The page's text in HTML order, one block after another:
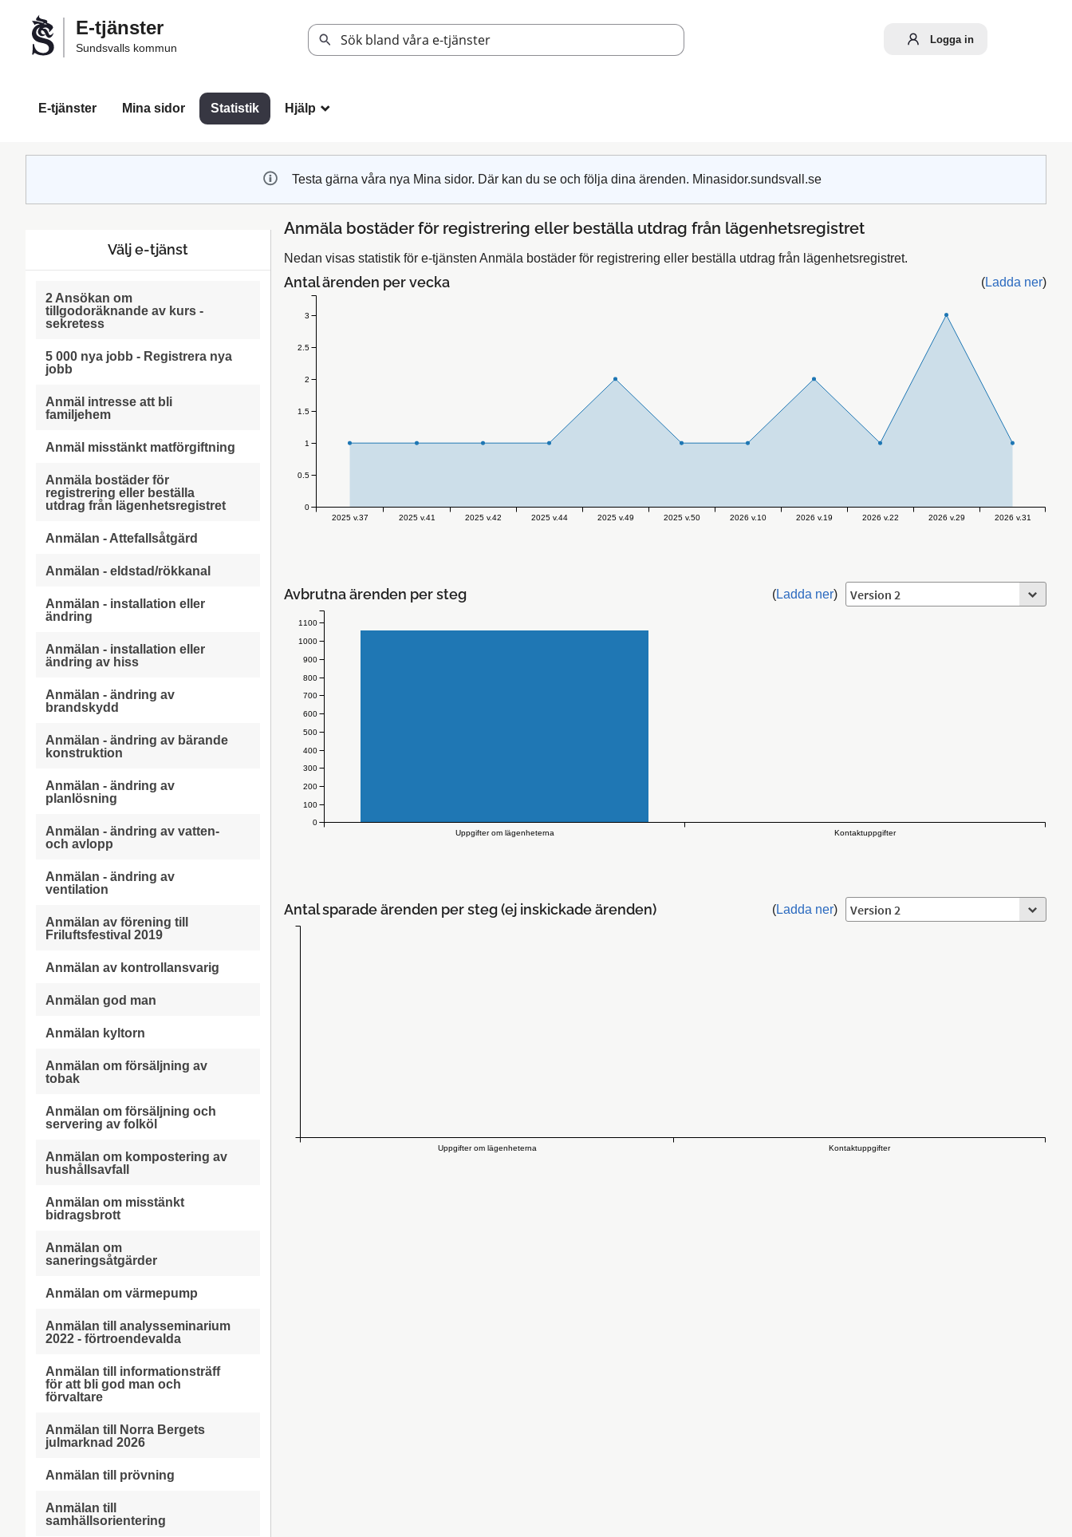
Välkommen
Sundsvalls
E-tjänster
Sundsvalls kommun
Logga in
E-tjänster Mina sidor Statistik Hjälp _
Testa gärna våra nya Mina sidor. Där kan du se och följa dina ärenden. Minasidor.sundsvall.se
Välj e-tjänst
2 Ansökan om
tillgodoräknande av kurs -
sekretess
5 000 nya jobb - Registrera nya
jobb
Anmäl intresse att bli
familjehem
Anmäl misstänkt matförgiftning
Anmäla bostäder för
registrering eller beställa
utdrag från lägenhetsregistret
Anmälan - Attefallsåtgärd
Anmälan - eldstad/rökkanal
Anmälan - installation eller
ändring
Anmälan - installation eller
ändring av hiss
Anmälan - ändring av
brandskydd
Anmälan - ändring av bärande
konstruktion
Anmälan - ändring av
planlösning
Anmälan - ändring av vatten-
och avlopp
Anmälan - ändring av
ventilation
Anmälan av förening till
Friluftsfestival 2019
Anmälan av kontrollansvarig
Anmälan god man
Anmälan kyltorn
Anmälan om försäljning av
tobak
Anmälan om försäljning och
servering av folköl
Anmälan om kompostering av
hushållsavfall
Anmälan om misstänkt
bidragsbrott
Anmälan om
saneringsåtgärder
Anmälan om värmepump
Anmälan till analysseminarium
2022 - förtroendevalda
Anmälan till informationsträff
för att bli god man och
förvaltare
Anmälan till Norra Bergets
julmarknad 2026
Anmälan till prövning
Anmälan till
samhällsorientering
Anmäla bostäder för registrering eller beställa utdrag från lägenhetsregistret
Nedan visas statistik för e-tjänsten Anmäla bostäder för registrering eller beställa utdrag från lägenhetsregistret.
Antal ärenden per vecka (Ladda ner)
2025 v.37 2025 v.41 2025 v.42 2025 v.44 2025 v.49 2025 v.50 2026 v.10 2026 v.19 2026 v.22 2026 v.29 2026 v.31
0
0.5
1
1.5
2
2.5
3
Avbrutna ärenden per steg (Ladda ner)
Uppgifter om lägenheterna Kontaktuppgifter
0
100
200
300
400
500
600
700
800
900
1000
1100
Antal sparade ärenden per steg (ej inskickade ärenden) (Ladda ner)
Uppgifter om lägenheterna Kontaktuppgifter